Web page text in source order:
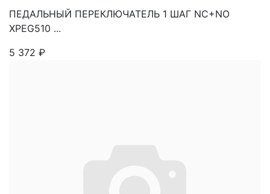
ПЕДАЛЬНЫЙ ПЕРЕКЛЮЧАТЕЛЬ 1 ШАГ NC+NO
XPEG510 ...
5 372 ₽